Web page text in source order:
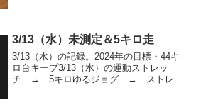
3/13（水）未測定＆5キロ走
3/13（水）の記録。2024年の目標・44キ
ロ台キープ3/13（水）の運動ストレッ
チ → 5キロゆるジョグ → ストレッ